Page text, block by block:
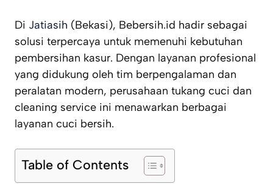
Di Jatiasih (Bekasi), Bebersih.id hadir sebagai
solusi terpercaya untuk memenuhi kebutuhan
pembersihan kasur. Dengan layanan profesional
yang didukung oleh tim berpengalaman dan
peralatan modern, perusahaan tukang cuci dan
cleaning service ini menawarkan berbagai
layanan cuci bersih.
Table of Contents